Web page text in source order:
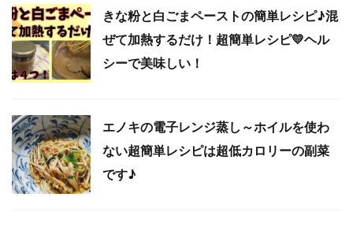
きな粉と白ごまペーストの簡単レシピ♪混
ぜて加熱するだけ！超簡単レシピ💛ヘル
シーで美味しい！
エノキの電子レンジ蒸し～ホイルを使わ
ない超簡単レシピは超低カロリーの副菜
です♪